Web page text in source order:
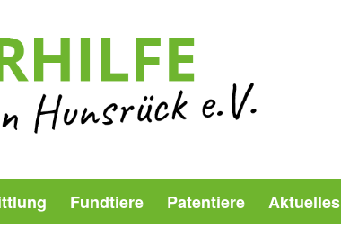
Fundtiere Patentiere Aktuelles